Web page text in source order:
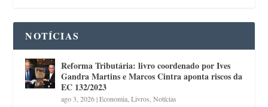
NOTÍCIAS
Reforma Tributária: livro coordenado por Ives
Gandra Martins e Marcos Cintra aponta riscos da
EC 132/2023
ago 3, 2026|Economia ,Livros ,Notícias